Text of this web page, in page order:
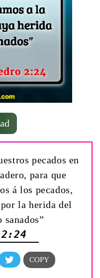
pecados en
para que
á los pecados,
la herida del
sanados”
2:24